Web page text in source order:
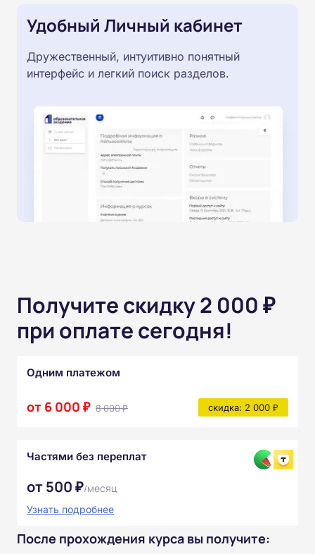
Удобный Личный кабинет
Дружественный, интуитивно понятный
интерфейс и легкий поиск разделов.
Получите скидку 2 000 ₽
при оплате сегодня!
Одним платежом
от 6 000 ₽ 8 000 ₽ скидка: 2 000 ₽
Частями без переплат
от 500 ₽/месяц
Узнать подробнее
После прохождения курса вы получите: